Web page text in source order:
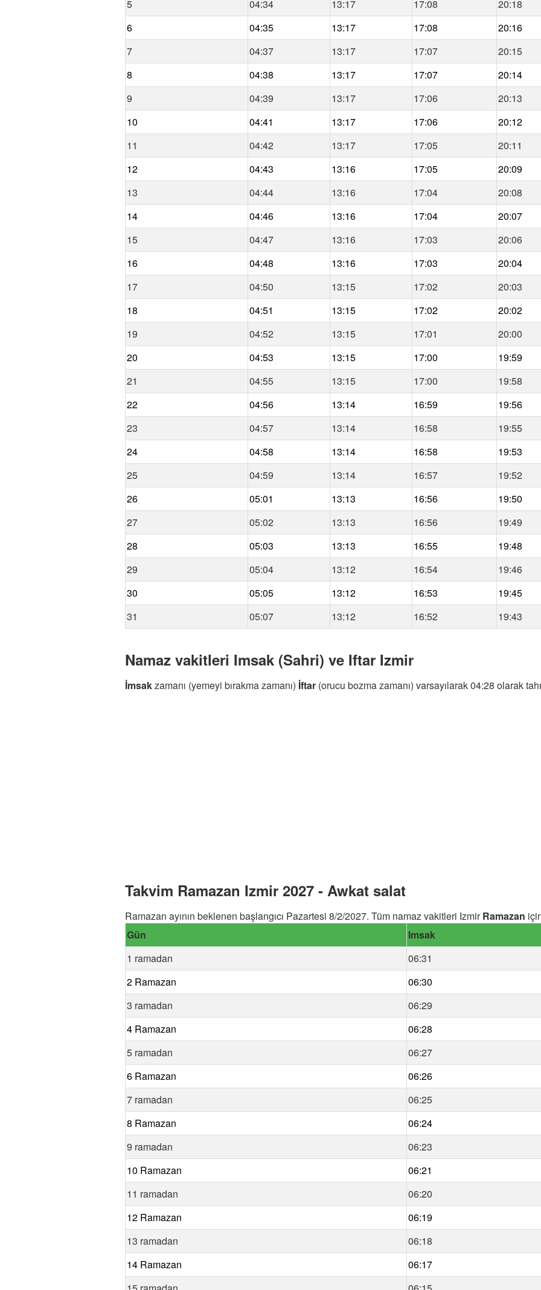
5
04:34 13:17 17:08 20:18
6
04:35 13:17 17:08 20:16
7
04:37 13:17 17:07 20:15
8
04:38 13:17 17:07 20:14
9
04:39 13:17 17:06 20:13
10
04:41 13:17 17:06 20:12
11
04:42 13:17 17:05 20:11
12
04:43 13:16 17:05 20:09
13
04:44 13:16 17:04 20:08
14
04:46 13:16 17:04 20:07
15
04:47 13:16 17:03 20:06
16
04:48 13:16 17:03 20:04
17
04:50 13:15 17:02 20:03
18
04:51 13:15 17:02 20:02
19
04:52 13:15 17:01 20:00
20
04:53 13:15 17:00 19:59
21
04:55 13:15 17:00 19:58
22
04:56 13:14 16:59 19:56
23
04:57 13:14 16:58 19:55
24
04:58 13:14 16:58 19:53
25
04:59 13:14 16:57 19:52
26
05:01 13:13 16:56 19:50
27
05:02 13:13 16:56 19:49
28
05:03 13:13 16:55 19:48
29
05:04 13:12 16:54 19:46
30
05:05 13:12 16:53 19:45
31
05:07 13:12 16:52 19:43
Namaz vakitleri Imsak (Sahri) ve Iftar Izmir
İmsakzamanı (yemeyi bırakma zamanı) İftar (orucu bozma zamanı) varsayılarak 04:28 olarak
Takvim Ramazan Izmir 2027 - Awkat salat
Ramazan ayının beklenen başlangıcı Pazartesi 8/2/2027. Tüm namaz vakitleri IzmirRamazan
Gün
Imsak
1 ramadan
06:31
2 Ramazan
06:30
3 ramadan
06:29
4 Ramazan
06:28
5 ramadan
06:27
6 Ramazan
06:26
7 ramadan
06:25
8 Ramazan
06:24
9 ramadan
06:23
10 Ramazan
06:21
11 ramadan
06:20
12 Ramazan
06:19
13 ramadan
06:18
14 Ramazan
06:17